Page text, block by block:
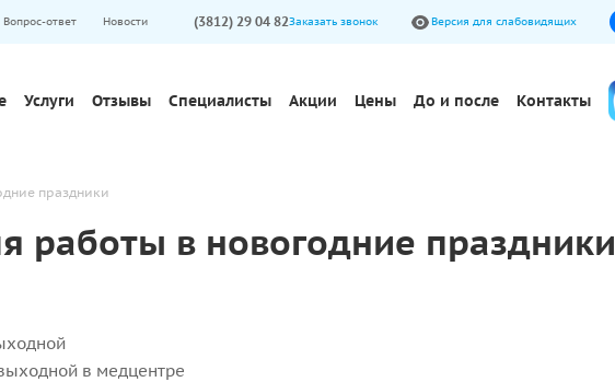
Вопрос-ответ Новости (3812) 29 04 82Заказать звонок Версия для слабовидящих
Услуги Отзывы Специалисты Акции Цены До и после Контакты
праздники
работы в новогодние праздники
в медцентре